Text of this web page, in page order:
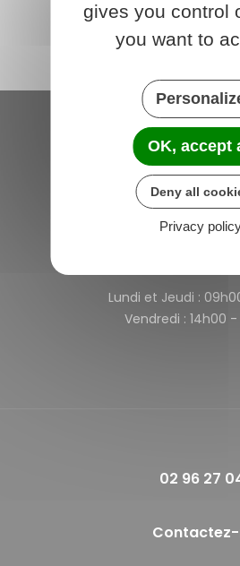
Saint-Michel-de-
4 rue des Terre
22980 Saint-Michel-
France
Lundi et Jeudi :
Vendredi : 14h00 -
02 96 27
gives you control
you want to
OK, accept
Deny all
Privacy